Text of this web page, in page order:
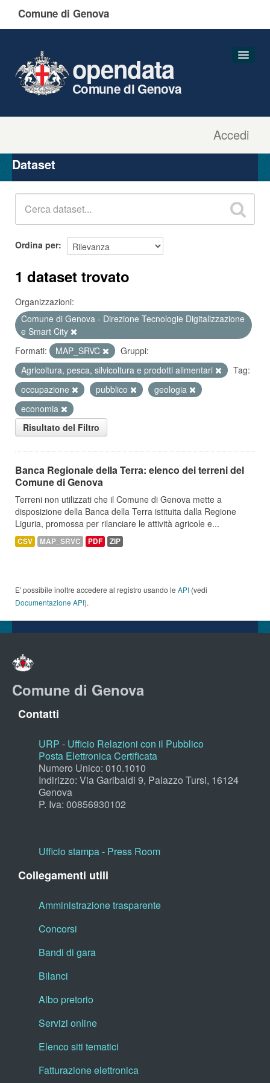
Comune di Genova
Accedi
opendata
Comune di Genova
Organizzazioni
Gruppi
Dataset
Ordina per
1 dataset trovato
Organizzazioni:
Comune di Genova - Direzione Tecnologie Digitalizzazione
e Smart City
Formati:
MAP_SRVC
Gruppi:
Agricoltura, pesca, silvicoltura e prodotti alimentari
Tag:
occupazione
pubblico
geologia
economia
Risultato del Filtro
Banca Regionale della Terra: elenco dei terreni del
Comune di Genova
Terreni non utilizzati che il Comune di Genova mette a
disposizione della Banca della Terra istituita dalla Regione
Liguria, promossa per rilanciare le attività agricole e...
CSV MAP_SRVC PDF ZIP
E' possibile inoltre accedere al registro usando le API (vedi
Documentazione API).
Comune di Genova
Contatti
URP - Ufficio Relazioni con il Pubblico
Posta Elettronica Certificata
Numero Unico: 010.1010
Indirizzo: Via Garibaldi 9, Palazzo Tursi, 16124
Genova
P. Iva: 00856930102
Ufficio stampa - Press Room
Collegamenti utili
Amministrazione trasparente
Concorsi
Bandi di gara
Bilanci
Albo pretorio
Servizi online
Elenco siti tematici
Fatturazione elettronica